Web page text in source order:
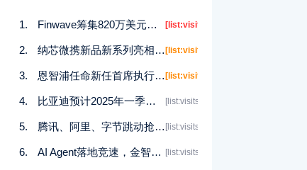
Finwave筹集820万美元短期投资以推动市场发展 [list:visits]
纳芯微携新品新系列亮相2025上海慕展 [list:visits]
恩智浦任命新任首席执行官 Rafael Sotomayor接任 [list:visits]
比亚迪预计2025年一季度净利润同比增长119% [list:visits]
腾讯、阿里、字节跳动抢购算力资源 [list:visits]
AI Agent落地竞速，金智维卡位千亿级企业市场 [list:visits]